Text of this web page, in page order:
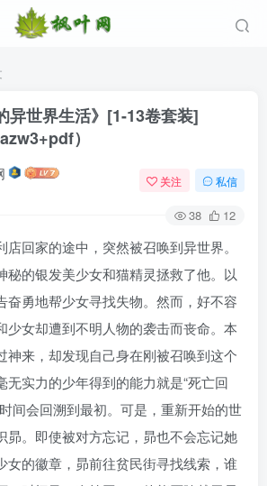
异世界生活》[1-13卷套装]
）
关注 私信
38 12
回家的途中，突然被召唤到异世界。
秘的银发美少女和猫精灵拯救了他。以
奋勇地帮少女寻找失物。然而，好不容
少女却遭到不明人物的袭击而丧命。本
神来，却发现自己身在刚被召唤到这个
无实力的少年得到的能力就是“死亡回
间会回溯到最初。可是，重新开始的世
昴。即使被对方忘记，昴也不会忘记她
女的徽章，昴前往贫民街寻找线索，谁